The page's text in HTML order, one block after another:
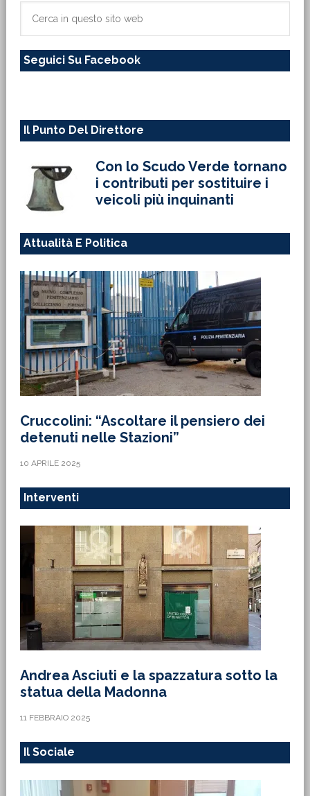
primaria
sito
Seguici Su Facebook
Il Punto Del Direttore
Con lo Scudo Verde tornano
i contributi per sostituire i
veicoli più inquinanti
Attualità E Politica
Cruccolini: “Ascoltare il pensiero dei
detenuti nelle Stazioni”
10 APRILE 2025
Interventi
Andrea Asciuti e la spazzatura sotto la
statua della Madonna
11 FEBBRAIO 2025
Il Sociale